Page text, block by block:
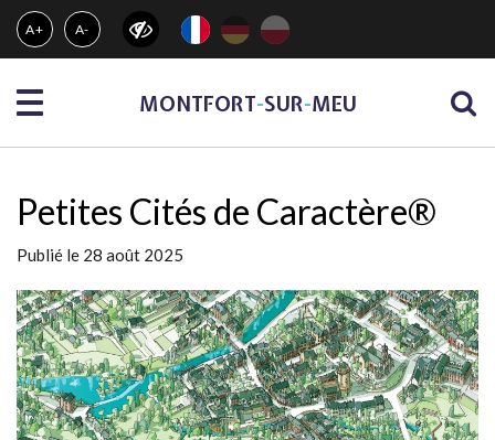
Gestion des traceurs
A+ A-
Menu MONTFORT-SUR-MEU
Petites Cités de Caractère®
Publié le 28 août 2025